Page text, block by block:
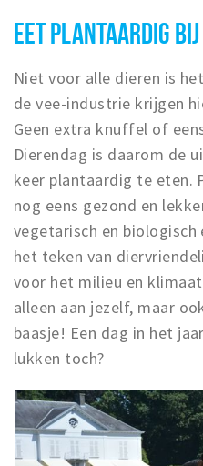
EET PLANTAARDIG
Niet voor alle dieren is
de vee-industrie krijgen
Geen extra knuffel of
Dierendag is daarom de
keer plantaardig te eten.
nog eens gezond en
vegetarisch en
het teken van
voor het milieu en
alleen aan jezelf, maar
baasje! Een dag in het
lukken toch?